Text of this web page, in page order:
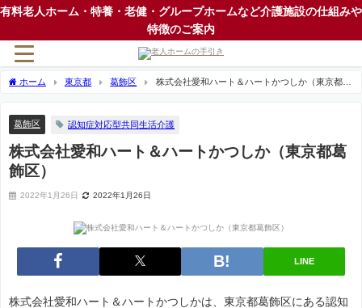
有料老人ホーム・特養・老健・グループホームなど介護施設の仕組みや
特徴のご案内
ホーム 東京都 葛飾区
株式会社愛和ハート＆ハートかつしか（東京都葛
葛飾区 認知症対応型共同生活介護
株式会社愛和ハート＆ハートかつしか（東京都葛
飾区）
2022年1月26日 2022年1月26日
LINE
株式会社愛和ハート＆ハートかつしかは、東京都葛飾区にある認知